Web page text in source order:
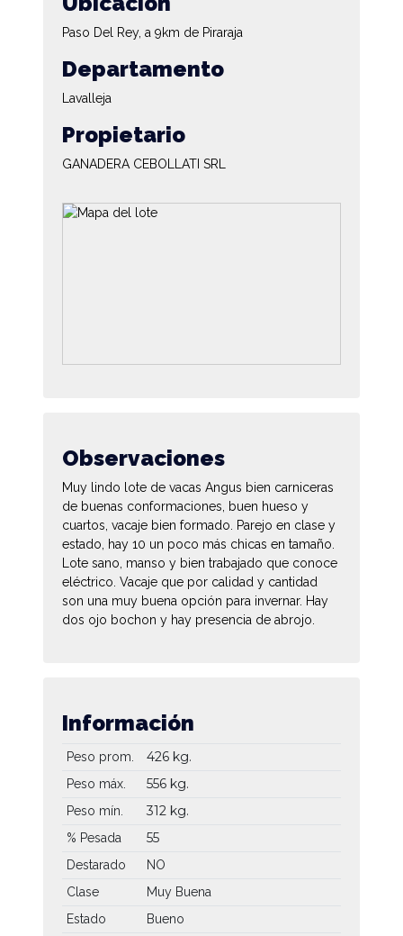
Paso Del Rey, a 9km de Piraraja
Departamento
Lavalleja
Propietario
GANADERA CEBOLLATI SRL
Observaciones
Muy lindo lote de vacas Angus bien carniceras
de buenas conformaciones, buen hueso y
cuartos, vacaje bien formado. Parejo en clase y
estado, hay 10 un poco más chicas en tamaño.
Lote sano, manso y bien trabajado que conoce
eléctrico. Vacaje que por calidad y cantidad
son una muy buena opción para invernar. Hay
dos ojo bochon y hay presencia de abrojo.
Información
Peso prom. 426 kg.
Peso máx. 556 kg.
Peso mín. 312 kg.
% Pesada 55
Destarado
NO
Clase
Muy Buena
Estado
Bueno